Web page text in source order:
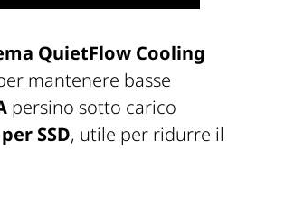
QuietFlow Cooling
mantenere basse
persino sotto carico
SSD, utile per ridurre il